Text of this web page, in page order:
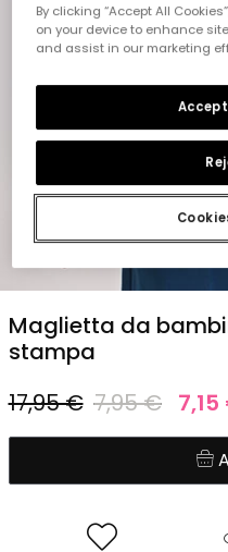
Maglietta da
stampa
17,95 € 7,95 €
By clicking “Accept All
on your device to enhance
and assist in our marketing